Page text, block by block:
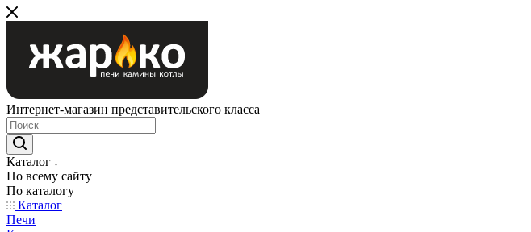
Интернет-магазин представительского класса
Каталог
По всему сайту
По каталогу
Каталог
Печи